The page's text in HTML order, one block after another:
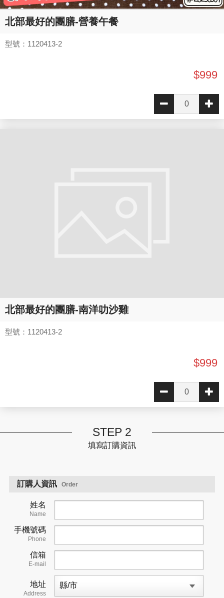
北部最好的團膳-營養午餐
型號：1120413-2
$999
北部最好的團膳-南洋叻沙雞
型號：1120413-2
$999
STEP 2
填寫訂購資訊
訂購人資訊 Order
姓名
Name
手機號碼
Phone
信箱
E-mail
地址
Address